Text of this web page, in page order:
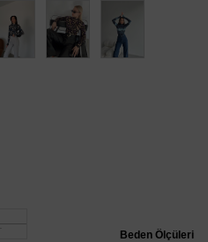
Beden Ölçüleri